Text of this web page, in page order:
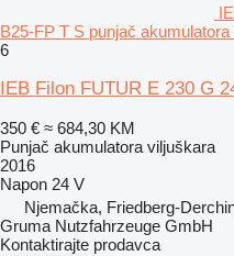
B25-FP T S punjač
6
IEB Filon FUTUR E 230 G
350 € ≈ 684,30 KM
Punjač akumulatora viljuškara
2016
Napon 24 V
Njemačka, Friedberg-
Gruma Nutzfahrzeuge GmbH
Kontaktirajte prodavca